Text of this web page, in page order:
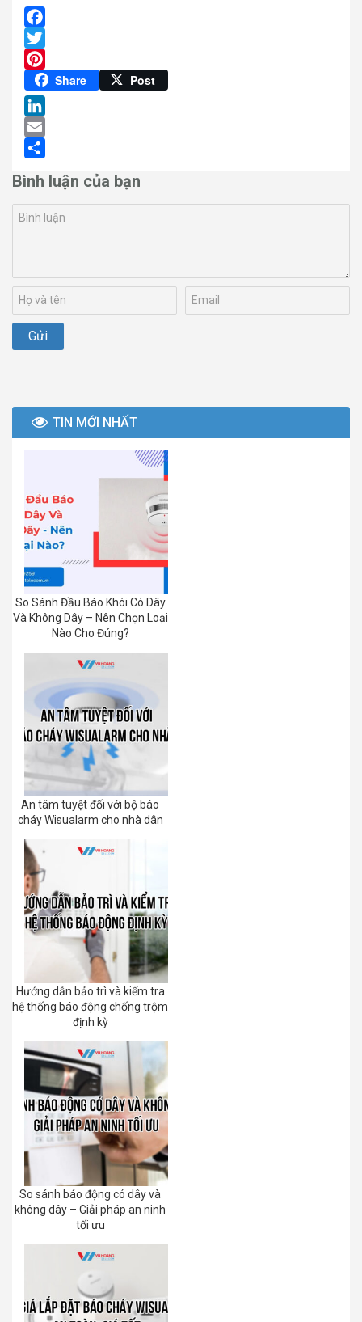
Facebook
Twitter
Pinterest
Share Post
LinkedIn
Email
Bình luận của bạn
TIN MỚI NHẤT
So Sánh Đầu Báo Khói Có Dây
Và Không Dây – Nên Chọn Loại
Nào Cho Đúng?
An tâm tuyệt đối với bộ báo
cháy Wisualarm cho nhà dân
Hướng dẫn bảo trì và kiểm tra
hệ thống báo động chống trộm
định kỳ
So sánh báo động có dây và
không dây – Giải pháp an ninh
tối ưu